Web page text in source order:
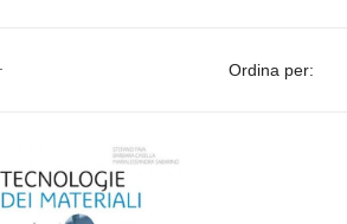
Ordina per: